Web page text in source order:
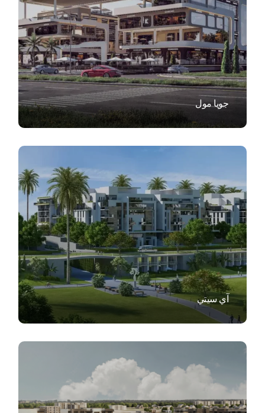
VIEW
جويا مول
VIEW
آي سيتي